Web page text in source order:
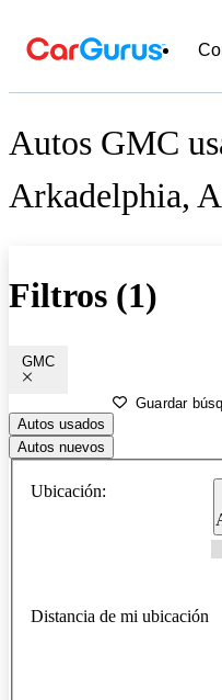
Autos GMC
Arkadelphia,
Filtros (1)
GMC
Guardar
Autos usados
Autos nuevos
Ubicación:
Distancia de mi ubicación